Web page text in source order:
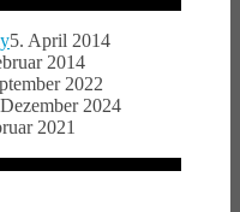
5. April 2014
2014
2022
2024
2021